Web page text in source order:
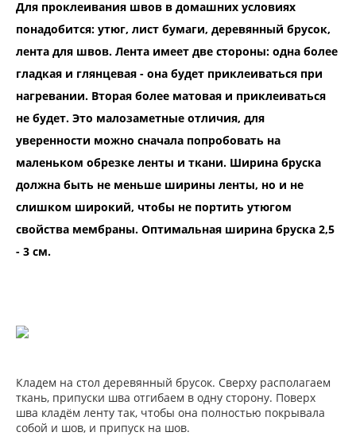
Для проклеивания швов в домашних условиях
понадобится: утюг, лист бумаги, деревянный брусок,
лента для швов. Лента имеет две стороны: одна более
гладкая и глянцевая - она будет приклеиваться при
нагревании. Вторая более матовая и приклеиваться
не будет. Это малозаметные отличия, для
уверенности можно сначала попробовать на
маленьком обрезке ленты и ткани. Ширина бруска
должна быть не меньше ширины ленты, но и не
слишком широкий, чтобы не портить утюгом
свойства мембраны. Оптимальная ширина бруска 2,5
- 3 см.
Кладем на стол деревянный брусок. Сверху располагаем
ткань, припуски шва отгибаем в одну сторону. Поверх
шва кладём ленту так, чтобы она полностью покрывала
собой и шов, и припуск на шов.